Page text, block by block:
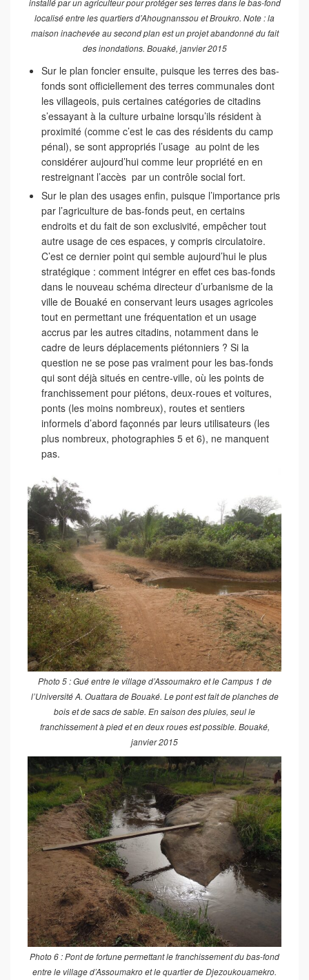
localisé entre les quartiers d’Ahougnanssou et Broukro. Note : la
maison inachevée au second plan est un projet abandonné du fait
des inondations. Bouaké, janvier 2015
Sur le plan foncier ensuite, puisque les terres des bas-
fonds sont officiellement des terres communales dont
les villageois, puis certaines catégories de citadins
s’essayant à la culture urbaine lorsqu’ils résident à
proximité (comme c’est le cas des résidents du camp
pénal), se sont appropriés l’usage au point de les
considérer aujourd’hui comme leur propriété en en
restreignant l’accès par un contrôle social fort.
Sur le plan des usages enfin, puisque l’importance pris
par l’agriculture de bas-fonds peut, en certains
endroits et du fait de son exclusivité, empêcher tout
autre usage de ces espaces, y compris circulatoire.
C’est ce dernier point qui semble aujourd’hui le plus
stratégique : comment intégrer en effet ces bas-fonds
dans le nouveau schéma directeur d’urbanisme de la
ville de Bouaké en conservant leurs usages agricoles
tout en permettant une fréquentation et un usage
accrus par les autres citadins, notamment dans le
cadre de leurs déplacements piétonniers ? Si la
question ne se pose pas vraiment pour les bas-fonds
qui sont déjà situés en centre-ville, où les points de
franchissement pour piétons, deux-roues et voitures,
ponts (les moins nombreux), routes et sentiers
informels d’abord façonnés par leurs utilisateurs (les
plus nombreux, photographies 5 et 6), ne manquent
pas.
Photo 5 : Gué entre le village d’Assoumakro et le Campus 1 de
l’Université A. Ouattara de Bouaké. Le pont est fait de planches de
bois et de sacs de sable. En saison des pluies, seul le
franchissement à pied et en deux roues est possible. Bouaké,
janvier 2015
Photo 6 : Pont de fortune permettant le franchissement du bas-fond
entre le village d’Assoumakro et le quartier de Djezoukouamekro.